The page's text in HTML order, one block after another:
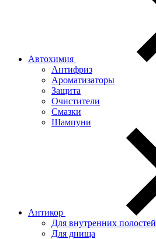
Автохимия
Антифриз
Ароматизаторы
Защита
Очистители
Смазки
Шампуни
Антикор
Для внутренних полостей
Для днища